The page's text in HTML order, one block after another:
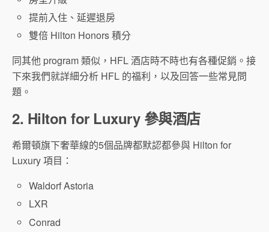
提前入住、延遲退房
雙倍 Hilton Honors 積分
同其他 program 類似，HFL 酒店時不時也有各種促銷。接
下來我們就詳細分析 HFL 的福利，以及回答一些常見問
題。
2. Hilton for Luxury 參與酒店
希爾頓旗下奢華線的5個品牌都默認都參與 Hilton for
Luxury 項目：
Waldorf Astoria
LXR
Conrad